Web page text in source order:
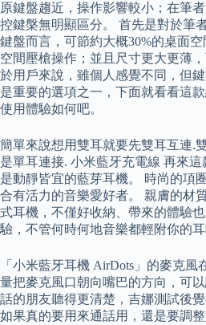
原鍵盤趨近，操作影響較小；在筆
控鍵槃無明顯區分。 首先是對於筆
鍵盤而言，可節約大概30%的桌面
空間壓槍操作；並且尺寸更大更薄
於用戶來說，雖個人感覺不同，但
是重要的選項之一，下面就看看這
使用體驗如何吧。
簡單來說想用雙耳就要先雙耳互連.
是單耳連接. 小米藍牙充電線 再來
是動靜皆宜的藍芽耳機。 時尚的項
合有活力的音樂愛好者。 親膚的材
式耳機，不僅好收納、帶來的體驗
驗，不管何時何地音樂都輕附你的耳
「小米藍牙耳機 AirDots」的麥克
量把麥克風口朝向嘴巴的方向，可
話的朋友聽得更清楚，吉娜測試後
如果真的要用來通話用，還是要調